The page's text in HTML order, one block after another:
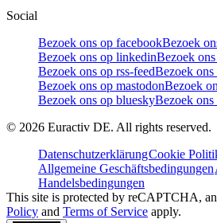
Social
Bezoek ons op facebookBezoek
Bezoek ons op linkedinBezoek
Bezoek ons op rss-feedBezoek ons
Bezoek ons op mastodonBezoek
Bezoek ons op blueskyBezoek ons
© 2026 Euractiv DE. All rights reserved.
DatenschutzerklärungCookie
Allgemeine Geschäftsbedingungen
Handelsbedingungen
This site is protected by reCAPTCHA,
Policy and Terms of Service apply.